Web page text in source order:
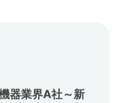
器業界A社～新